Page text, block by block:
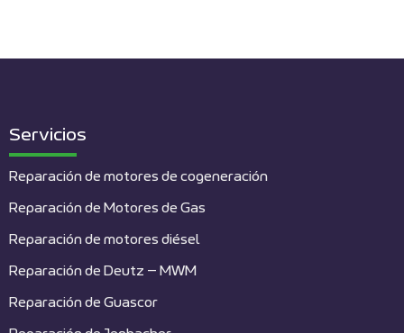
Servicios
Reparación de motores de cogeneración
Reparación de Motores de Gas
Reparación de motores diésel
Reparación de Deutz – MWM
Reparación de Guascor